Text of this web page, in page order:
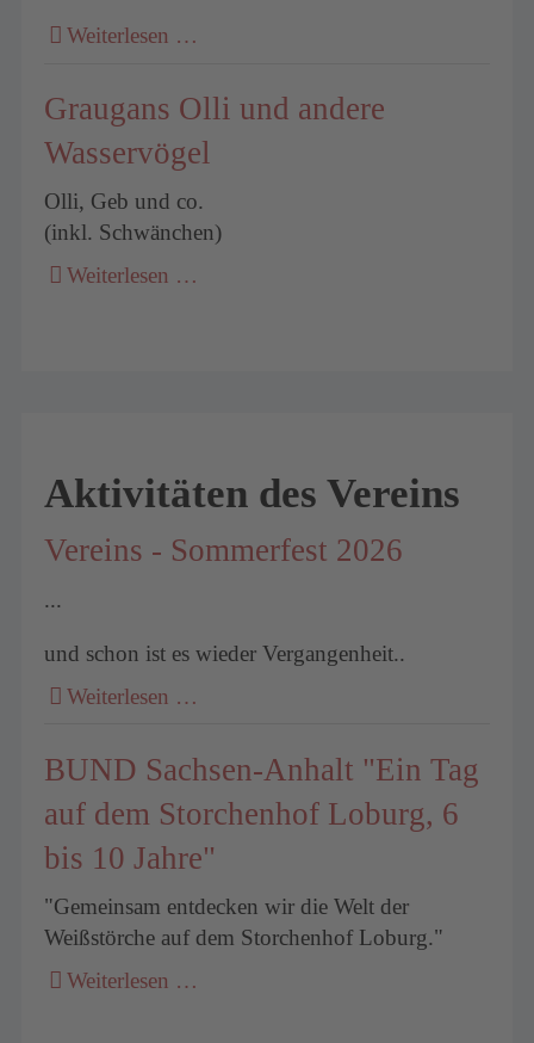
Weiterlesen …
Graugans Olli und andere
Wasservögel
Olli, Geb und co.
(inkl. Schwänchen)
Weiterlesen …
Aktivitäten des Vereins
Vereins - Sommerfest 2026
...
und schon ist es wieder Vergangenheit..
Weiterlesen …
BUND Sachsen-Anhalt "Ein Tag
auf dem Storchenhof Loburg, 6
bis 10 Jahre"
"Gemeinsam entdecken wir die Welt der
Weißstörche auf dem Storchenhof Loburg."
Weiterlesen …